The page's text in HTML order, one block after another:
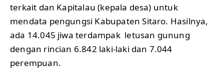
terkait dan Kapitalau (kepala desa) untuk
mendata pengungsi Kabupaten Sitaro. Hasilnya,
ada 14.045 jiwa terdampak letusan gunung
dengan rincian 6.842 laki-laki dan 7.044
perempuan.